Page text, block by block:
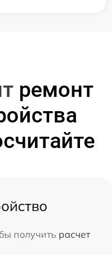
ремонт
получить расчет